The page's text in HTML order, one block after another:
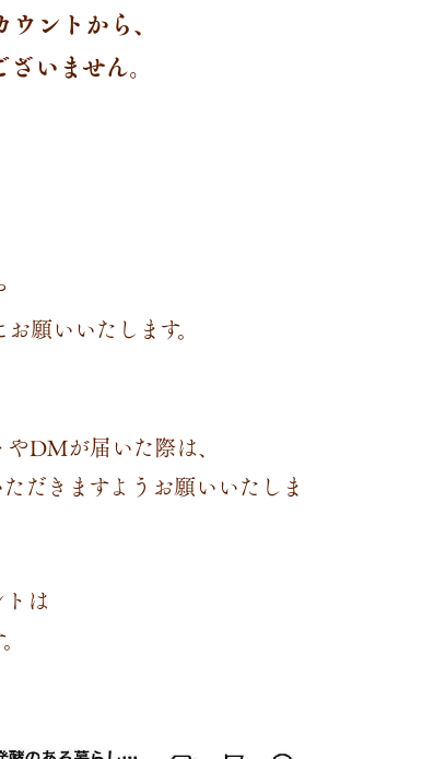
ントから、
いません。
願いいたします。⁣
DMが届いた際は、
だきますようお願いいたしま
は